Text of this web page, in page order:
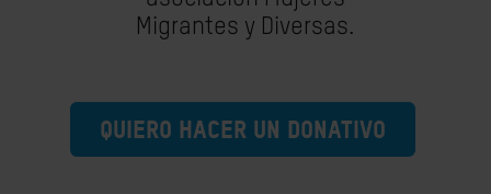
Migrantes y Diversas.
QUIERO HACER UN DONATIVO